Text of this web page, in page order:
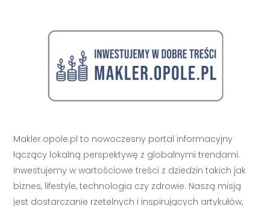
Makler.opole.pl to nowoczesny portal informacyjny
łączący lokalną perspektywę z globalnymi trendami.
Inwestujemy w wartościowe treści z dziedzin takich jak
biznes, lifestyle, technologia czy zdrowie. Naszą misją
jest dostarczanie rzetelnych i inspirujących artykułów,